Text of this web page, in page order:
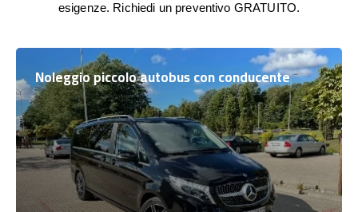
esigenze. Richiedi un preventivo GRATUITO.
Noleggio piccolo autobus con conducente